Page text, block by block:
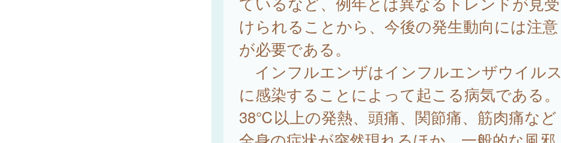
けられることから、今後の発生動向には注意
が必要である。
インフルエンザはインフルエンザウイルス
に感染することによって起こる病気である。
38℃以上の発熱、頭痛、関節痛、筋肉痛など